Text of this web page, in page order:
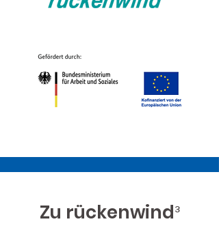
Zu rückenwind³